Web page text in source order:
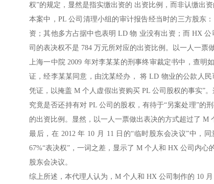
权”的规定，显然是指实缴出资的 出资比例，而非认缴出资
本案中，PL 公司清理小组的审计报告经当时的三方股东
资；其他多方占据中也表明 LD 物 业没有出资；而 HX
司的表决权不是 784 万元所对应的出资比例。以一人一票
上海一中院 2009 年对李某某的刑事终审裁定书中，查明
证，经李某某同意，由沈某经办， 将 LD 物业的公款人
凭证，以掩盖 M 个人虚假出资购买 PL 公司股权的事实”
究竟是否还持有对 PL 公司的股权，有待于“另案处理”的
的出资比例。显然，以一人一票做出表决的方式超过了 M
最后，在 2012 年 10 月 11 日的“临时股东会决议”中，
67%“表决权”，一词之差，显示了 M 个人和 HX 公司内
股东会决议。
综上所述，本代理人认为，M 个人和 HX 公司制作的 10